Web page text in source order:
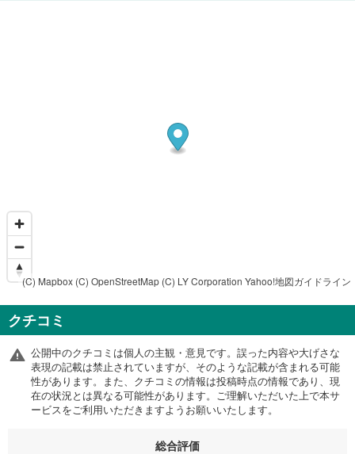
(C) Mapbox (C) OpenStreetMap (C) LY Corporation Yahoo!地図ガイドライン
クチコミ
公開中のクチコミは個人の主観・意見です。誤った内容や大げさな
表現の記載は禁止されていますが、そのような記載が含まれる可能
性があります。また、クチコミの情報は投稿時点の情報であり、現
在の状況とは異なる可能性があります。ご理解いただいた上で本サ
ービスをご利用いただきますようお願いいたします。
総合評価